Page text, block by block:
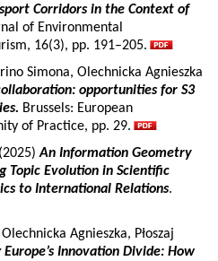
Corridors in the Context of
of Environmental
16(3), pp. 191–205.
Simona, Olechnicka Agnieszka
opportunities for S3
Brussels: European
of Practice, pp. 29.
An Information Geometry
Topic Evolution in Scientific
to International Relations.
Agnieszka, Płoszaj
Innovation Divide: How